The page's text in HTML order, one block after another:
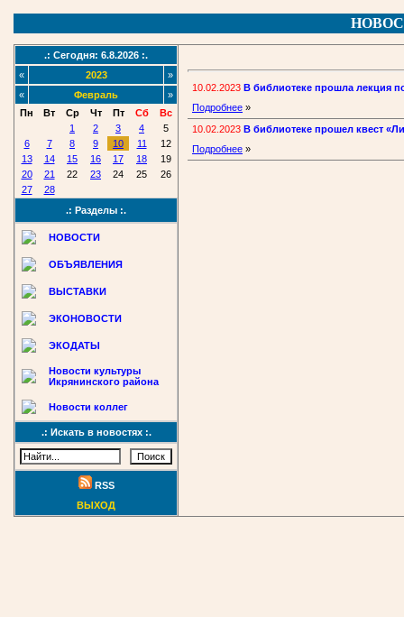
.: Сегодня: 6.8.2026 :.
«
2023
»
«
Февраль
»
Пн
Вт Ср Чт Пт Сб
Вс
1
2 3 4
5
6
7 8 9 10 11
12
13
14 15 16 17 18
19
20
21 22 23 24 25
26
27
28
.: Разделы :.
НОВОСТИ
ОБЪЯВЛЕНИЯ
ВЫСТАВКИ
ЭКОНОВОСТИ
ЭКОДАТЫ
Новости культуры
Икрянинского района
Новости коллег
.: Искать в новостях :.
RSS
ВЫХОД
10.02.2023 В библиотеке прошла лекция
Подробнее »
10.02.2023 В библиотеке прошел квест
Подробнее »